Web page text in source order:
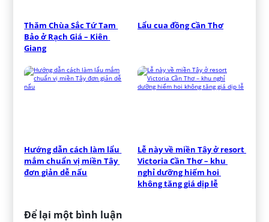
Thăm Chùa Sắc Tứ Tam
Bảo ở Rạch Giá – Kiên
Giang
Lẩu cua đồng Cần Thơ
Hướng dẫn cách làm lẩu
mắm chuẩn vị miền Tây
đơn giản dễ nấu
Lễ này về miền Tây ở resort
Victoria Cần Thơ – khu
nghỉ dưỡng hiếm hoi
không tăng giá dịp lễ
Để lại một bình luận